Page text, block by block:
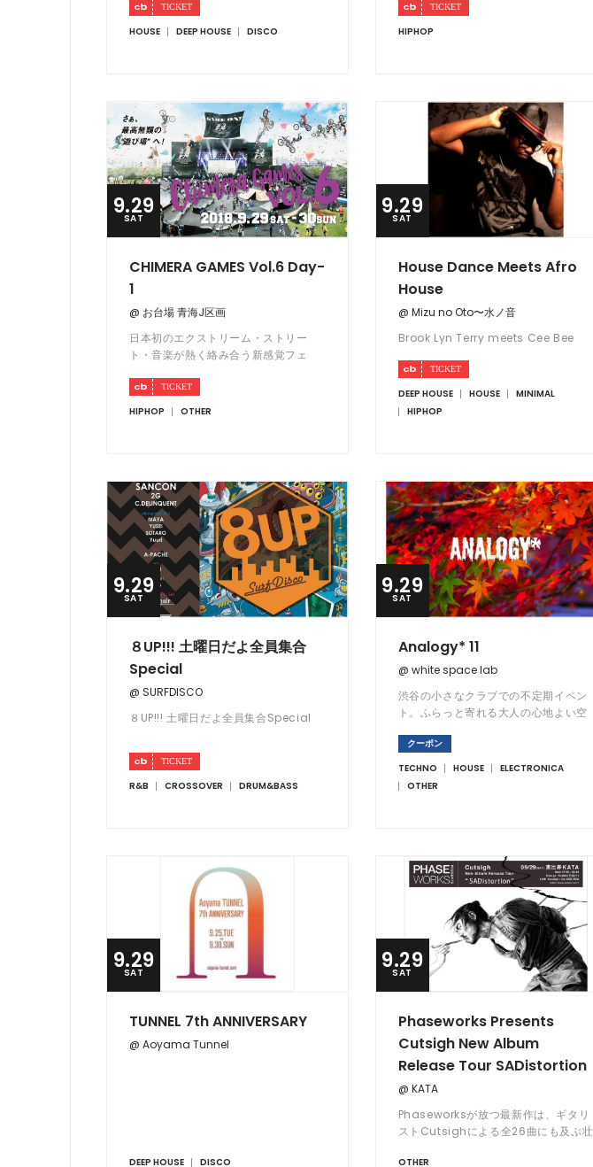
HOUSE DEEP HOUSE DISCO
豪華ゲスト陣が参加した最新アルバム
を引っさげ 音楽界のライジングス
HIPHOP
9.29
SAT
CHIMERA GAMES Vol.6 Day-
1
@ お台場 青海J区画
日本初のエクストリーム・ストリー
ト・音楽が熱く絡み合う新感覚フェ
HIPHOP OTHER
9.29
SAT
House Dance Meets Afro
House
@ Mizu no Oto〜水ノ音
Brook Lyn Terry meets Cee Bee
DEEP HOUSE HOUSE
MINIMAL
HIPHOP
9.29
SAT
８UP!!! 土曜日だよ全員集合
Special
@ SURFDISCO
８UP!!! 土曜日だよ全員集合Special
R&B CROSSOVER DRUM&BASS
9.29
SAT
Analogy* 11
@ white space lab
渋谷の小さなクラブでの不定期イベン
ト。ふらっと寄れる大人の心地よい空
クーポン
TECHNO
HOUSE
ELECTRONICA
OTHER
9.29
SAT
TUNNEL 7th ANNIVERSARY
@ Aoyama Tunnel
DEEP HOUSE DISCO
9.29
SAT
Phaseworks Presents
Cutsigh New Album
Release Tour SADistortion
@ KATA
Phaseworksが放つ最新作は、ギタリ
ストCutsighによる全26曲にも及ぶ壮
OTHER